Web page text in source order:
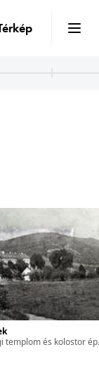
meg: Fortepan / BFL XIV.380 Karafiáth Jenő iratai / Szekfű András adománya